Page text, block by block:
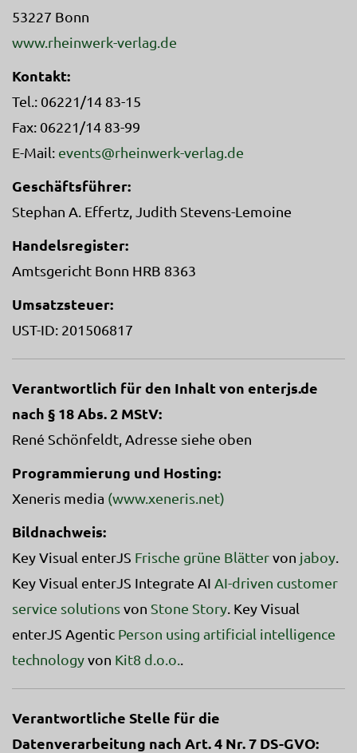
53227 Bonn
www.rheinwerk-verlag.de
Kontakt:
Tel.: 06221/14 83-15
Fax: 06221/14 83-99
E-Mail: events@rheinwerk-verlag.de
Geschäftsführer:
Stephan A. Effertz, Judith Stevens-Lemoine
Handelsregister:
Amtsgericht Bonn HRB 8363
Umsatzsteuer:
UST-ID: 201506817
Verantwortlich für den Inhalt von enterjs.de
nach § 18 Abs. 2 MStV:
René Schönfeldt, Adresse siehe oben
Programmierung und Hosting:
Xeneris media (www.xeneris.net)
Bildnachweis:
Key Visual enterJS Frische grüne Blättervon jaboy
Key Visual enterJS Integrate AI AI-driven customer
service solutionsvon Stone Story . Key Visual
enterJS Agentic Person using artificial intelligence
technologyvon Kit8 d.o.o.
Verantwortliche Stelle für die
Datenverarbeitung nach Art. 4 Nr. 7 DS-GVO: